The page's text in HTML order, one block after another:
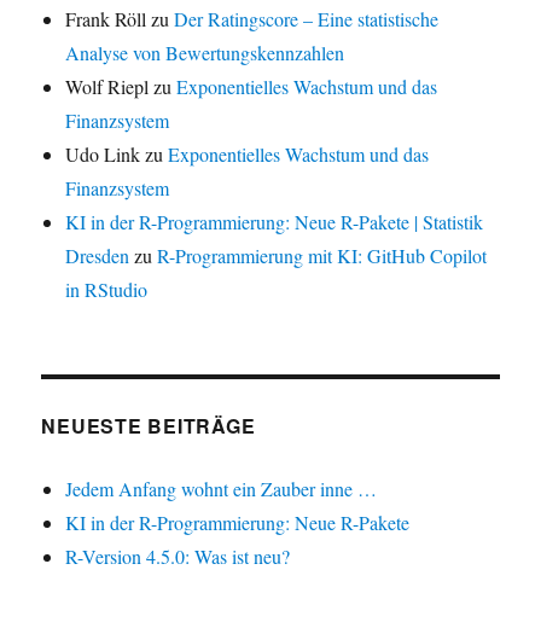
Frank Röll zuDer Ratingscore – Eine statistische
Analyse von Bewertungskennzahlen
Wolf Riepl zuExponentielles Wachstum und das
Finanzsystem
Udo LinkzuExponentielles Wachstum und das
Finanzsystem
KI in der R-Programmierung: Neue R-Pakete | Statistik
Dresden zuR-Programmierung mit KI: GitHub Copilot
in RStudio
NEUESTE BEITRÄGE
Jedem Anfang wohnt ein Zauber inne …
KI in der R-Programmierung: Neue R-Pakete
R-Version 4.5.0: Was ist neu?